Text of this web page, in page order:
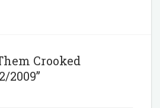
Crooked
2009”